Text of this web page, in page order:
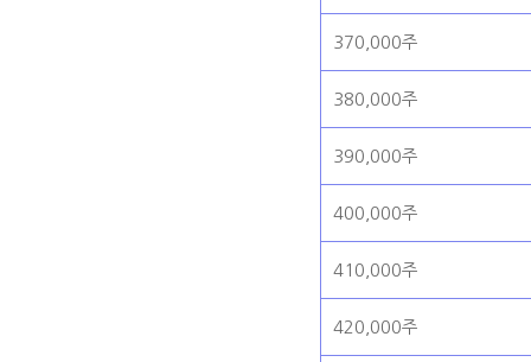
370,000주
380,000주
390,000주
400,000주
410,000주
420,000주